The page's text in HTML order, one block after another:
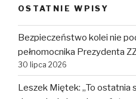
OSTATNIE WPISY
Bezpieczeństwo kolei nie
pełnomocnika Prezydenta
30 lipca 2026
Leszek Miętek: „To ostatnia